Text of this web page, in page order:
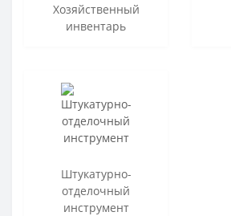
Хозяйственный
инвентарь
Штукатурно-
отделочный
инструмент